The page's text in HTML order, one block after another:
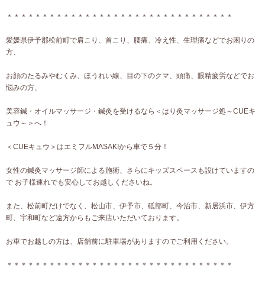
＊＊＊＊＊＊＊＊＊＊＊＊＊＊＊＊＊＊＊＊＊＊＊＊＊＊＊＊＊＊＊＊
愛媛県伊予郡松前町で肩こり、首こり、腰痛、冷え性、生理痛などでお困りの
方、
お顔のたるみやむくみ、ほうれい線、目の下のクマ、頭痛、眼精疲労などでお
悩みの方、
美容鍼・オイルマッサージ・鍼灸を受けるなら＜はり灸マッサージ処～CUEキ
ュウ～＞へ！
＜CUEキュウ＞はエミフルMASAKIから車で５分！
女性の鍼灸マッサージ師による施術、さらにキッズスペースも設けていますの
で お子様連れでも安心してお越しくださいね。
また、松前町だけでなく、松山市、伊予市、砥部町、今治市、新居浜市、伊方
町、宇和町など遠方からもご来店いただいております。
お車でお越しの方は、店舗前に駐車場がありますのでご利用ください。
＊＊＊＊＊＊＊＊＊＊＊＊＊＊＊＊＊＊＊＊＊＊＊＊＊＊＊＊＊＊＊＊